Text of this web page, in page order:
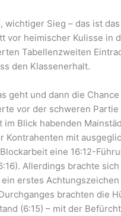
wichtiger Sieg – das ist
vor heimischer Kulisse in
Tabellenzweiten
den Klassenerhalt.
geht und dann die
vor der schweren
im Blick habenden
Kontrahenten mit
eine 16:12-
Allerdings brachte
ein erstes
brachten die
(6:15) – mit der